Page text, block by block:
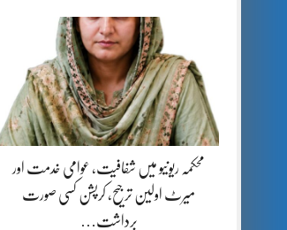
محکمہ ریونیو میں شفافیت، عوامی خدمت اور
میرٹ اولین ترجیح، کرپشن کسی صورت
برداشت…